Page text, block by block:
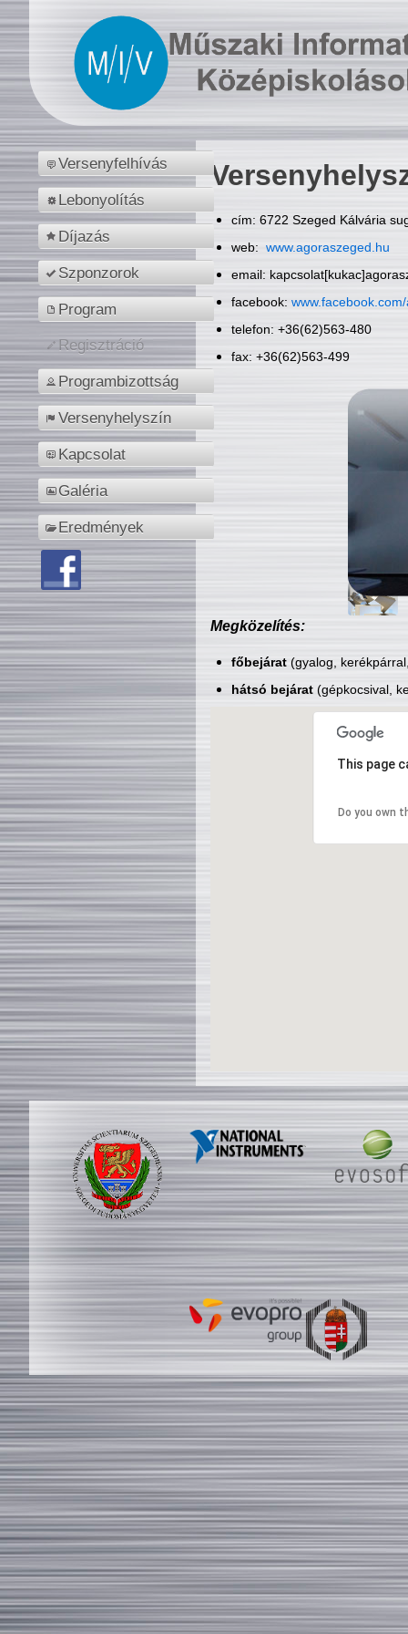
Versenyfelhívás
Lebonyolítás
Díjazás
Szponzorok
Program
Regisztráció
Programbizottság
Versenyhelyszín
Kapcsolat
Galéria
Eredmények
cím: 6722 Szeged Kálvária
web: www.agoraszeged.hu
email:
facebook:
telefon: +36(62)563-480
fax: +36(62)563-499
Megközelítés:
főbejárat(gyalog,
hátsó bejárat(gépkocsival,
This page
Do you own